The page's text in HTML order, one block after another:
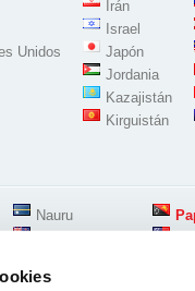
Unidos
Irán
Israel
Japón
Jordania
Kazajistán
Kirguistán
Nauru